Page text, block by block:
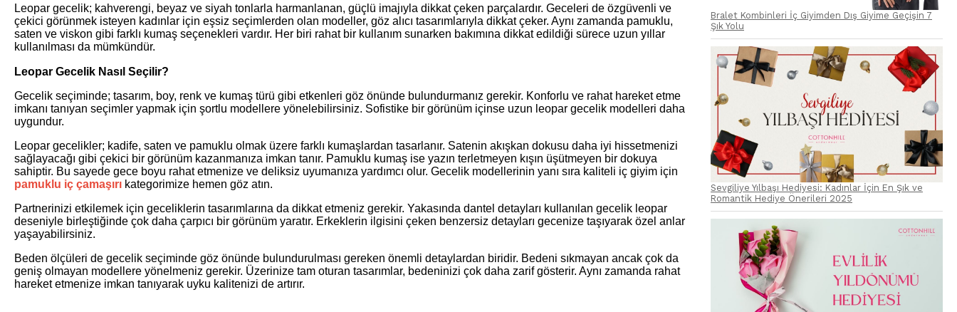
Leopar gecelik; kahverengi, beyaz ve siyah tonlarla harmanlanan, güçlü imajıyla dikkat çeken parçalardır. Geceleri de özgüvenli ve
çekici görünmek isteyen kadınlar için eşsiz seçimlerden olan modeller, göz alıcı tasarımlarıyla dikkat çeker. Aynı zamanda pamuklu,
saten ve viskon gibi farklı kumaş seçenekleri vardır. Her biri rahat bir kullanım sunarken bakımına dikkat edildiği sürece uzun yıllar
kullanılması da mümkündür.
Leopar Gecelik Nasıl Seçilir?
Gecelik seçiminde; tasarım, boy, renk ve kumaş türü gibi etkenleri göz önünde bulundurmanız gerekir. Konforlu ve rahat hareket etme
imkanı tanıyan seçimler yapmak için şortlu modellere yönelebilirsiniz. Sofistike bir görünüm içinse uzun leopar gecelik modelleri daha
uygundur.
Leopar gecelikler; kadife, saten ve pamuklu olmak üzere farklı kumaşlardan tasarlanır. Satenin akışkan dokusu daha iyi hissetmenizi
sağlayacağı gibi çekici bir görünüm kazanmanıza imkan tanır. Pamuklu kumaş ise yazın terletmeyen kışın üşütmeyen bir dokuya
sahiptir. Bu sayede gece boyu rahat etmenize ve deliksiz uyumanıza yardımcı olur. Gecelik modellerinin yanı sıra kaliteli iç giyim için
pamuklu iç çamaşırı kategorimize hemen göz atın.
Partnerinizi etkilemek için geceliklerin tasarımlarına da dikkat etmeniz gerekir. Yakasında dantel detayları kullanılan gecelik leopar
deseniyle birleştiğinde çok daha çarpıcı bir görünüm yaratır. Erkeklerin ilgisini çeken benzersiz detayları gecenize taşıyarak özel anlar
yaşayabilirsiniz.
Beden ölçüleri de gecelik seçiminde göz önünde bulundurulması gereken önemli detaylardan biridir. Bedeni sıkmayan ancak çok da
geniş olmayan modellere yönelmeniz gerekir. Üzerinize tam oturan tasarımlar, bedeninizi çok daha zarif gösterir. Aynı zamanda rahat
hareket etmenize imkan tanıyarak uyku kalitenizi de artırır.
Bralet Kombinleri İç Giyimden Dış Giyime Geçişin 7
Şık Yolu
Sevgiliye Yılbaşı Hediyesi: Kadınlar İçin En Şık ve
Romantik Hediye Önerileri 2025